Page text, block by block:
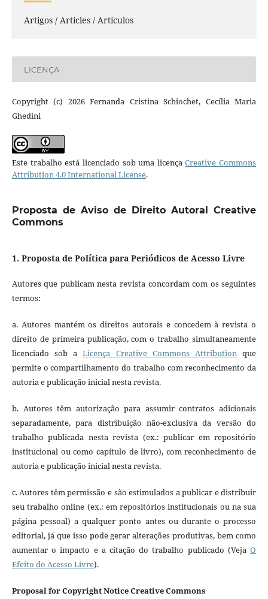
Artigos / Articles / Artículos
LICENÇA
Copyright (c) 2026 Fernanda Cristina Schiochet, Cecília Maria
Ghedini
Este trabalho está licenciado sob uma licençaCreative Commons
Attribution 4.0 International License.
Proposta de Aviso de Direito Autoral Creative
Commons
1. Proposta de Política para Periódicos de Acesso Livre
Autores que publicam nesta revista concordam com os seguintes
termos:
a. Autores mantém os direitos autorais e concedem à revista o
direito de primeira publicação, com o trabalho simultaneamente
licenciado sob aLicença Creative Commons Attributionque
permite o compartilhamento do trabalho com reconhecimento da
autoria e publicação inicial nesta revista.
b. Autores têm autorização para assumir contratos adicionais
separadamente, para distribuição não-exclusiva da versão do
trabalho publicada nesta revista (ex.: publicar em repositório
institucional ou como capítulo de livro), com reconhecimento de
autoria e publicação inicial nesta revista.
c. Autores têm permissão e são estimulados a publicar e distribuir
seu trabalho online (ex.: em repositórios institucionais ou na sua
página pessoal) a qualquer ponto antes ou durante o processo
editorial, já que isso pode gerar alterações produtivas, bem como
aumentar o impacto e a citação do trabalho publicado (VejaO
Efeito do Acesso Livre).
Proposal for Copyright Notice Creative Commons